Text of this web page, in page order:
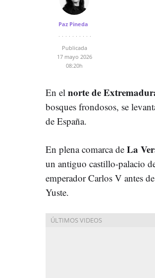
Paz Pineda
Publicada
17 mayo 2026
08:20h
En el norte de
bosques frondosos, se
de España.
En plena comarca de La
un antiguo castillo-palacio
emperador Carlos V antes de
Yuste.